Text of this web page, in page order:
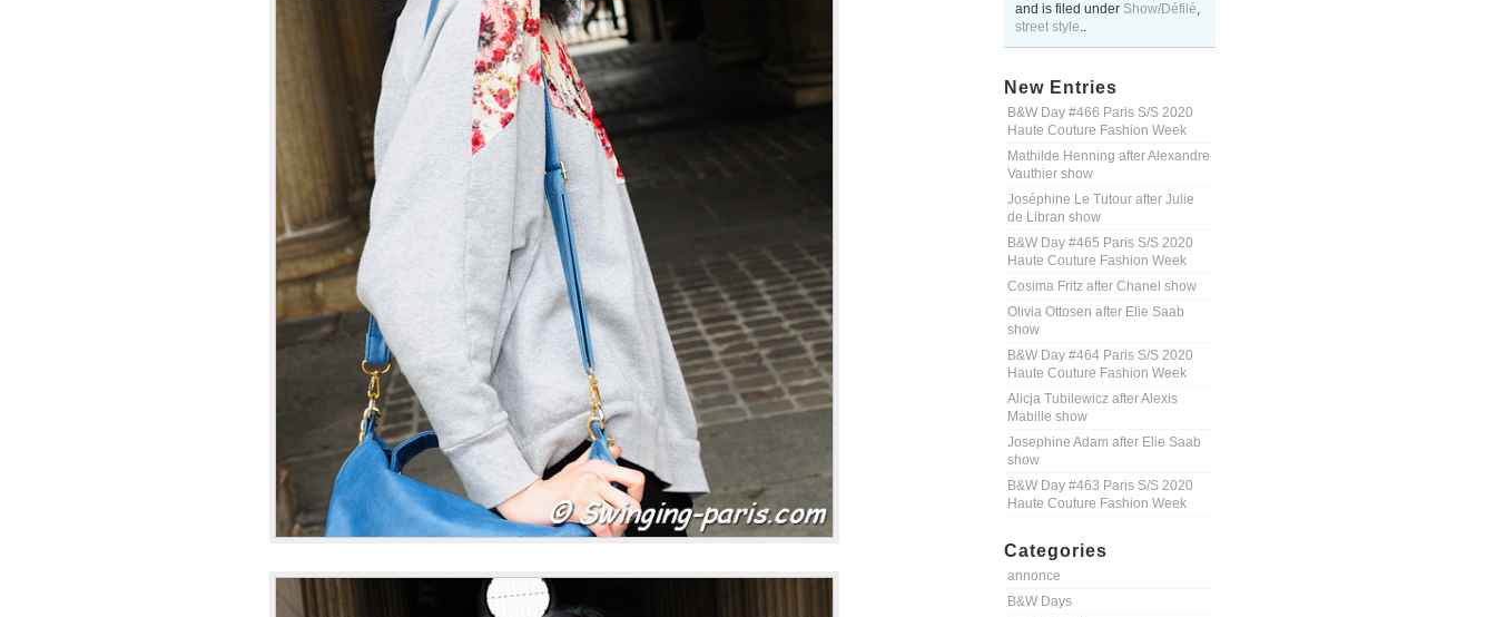
and is filed under Show/Défilé,
street style..
New Entries
B&W Day #466 Paris S/S 2020
Haute Couture Fashion Week
Mathilde Henning after Alexandre
Vauthier show
Joséphine Le Tutour after Julie
de Libran show
B&W Day #465 Paris S/S 2020
Haute Couture Fashion Week
Cosima Fritz after Chanel show
Olivia Ottosen after Elie Saab
show
B&W Day #464 Paris S/S 2020
Haute Couture Fashion Week
Alicja Tubilewicz after Alexis
Mabille show
Josephine Adam after Elie Saab
show
B&W Day #463 Paris S/S 2020
Haute Couture Fashion Week
Categories
annonce
B&W Days